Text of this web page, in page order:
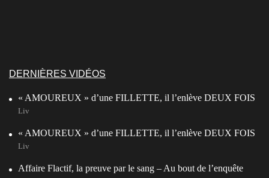
DERNIÈRES VIDÉOS
« AMOUREUX » d’une FILLETTE, il l’enlève DEUX FOIS
Liv
« AMOUREUX » d’une FILLETTE, il l’enlève DEUX FOIS
Liv
Affaire Flactif, la preuve par le sang – Au bout de l’enquête